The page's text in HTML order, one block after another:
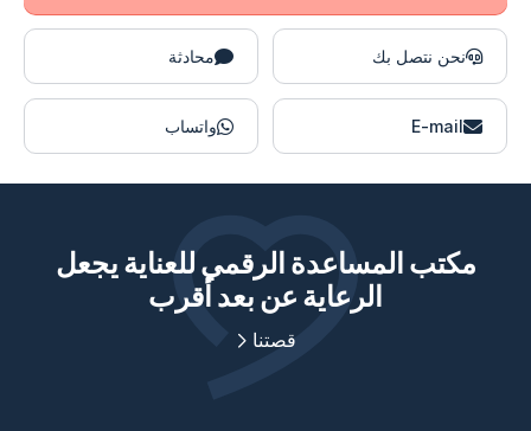
نحن نتصل بك محادثة
E-mail واتساب
مكتب المساعدة الرقمي للعناية يجعل
الرعاية عن بعد أقرب
قصتنا